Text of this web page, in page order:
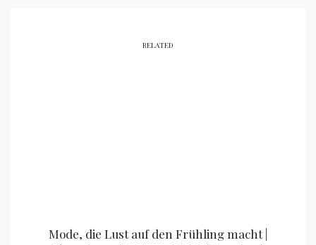
RELATED
Mode, die Lust auf den Frühling macht |